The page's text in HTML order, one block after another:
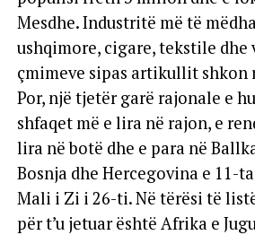
Mesdhe. Industritë më të
ushqimore, cigare, tekstile dhe
çmimeve sipas artikullit shkon
Por, një tjetër garë rajonale e
shfaqet më e lira në rajon, e
lira në botë dhe e para në
Bosnja dhe Hercegovina e 11-
Mali i Zi i 26-ti. Në tërësi të
për t’u jetuar është Afrika e